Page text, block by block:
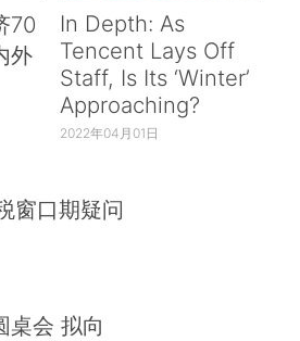
70
外
In Depth: As
Tencent Lays Off
Staff, Is Its ‘Winter’
Approaching?
2022年04月01日
窗口期疑问
桌会 拟向